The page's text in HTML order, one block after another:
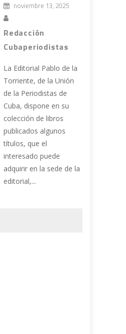
noviembre 13, 2025
Redacción
Cubaperiodistas
La Editorial Pablo de la
Torriente, de la Unión
de la Periodistas de
Cuba, dispone en su
colección de libros
publicados algunos
títulos, que el
interesado puede
adquirir en la sede de la
editorial,...